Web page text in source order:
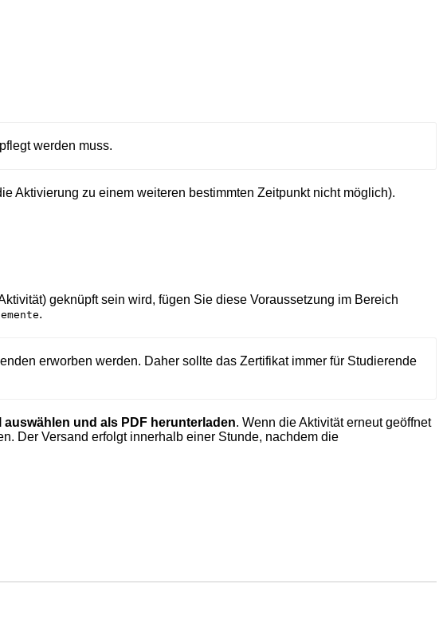
werden muss.
Aktivierung zu einem weiteren bestimmten Zeitpunkt nicht möglich).
geknüpft sein wird, fügen Sie diese Voraussetzung im Bereich
.
erworben werden. Daher sollte das Zertifikat immer für Studierende
auswählen und als PDF herunterladen. Wenn die Aktivität erneut geöffnet
Der Versand erfolgt innerhalb einer Stunde, nachdem die